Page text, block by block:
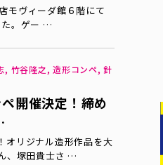
モヴィーダ館６階にて
た。ゲー …
, 竹谷隆之, 造形コンペ, 針
開催決定！締め
オリジナル造形作品を大
、塚田貴士さ …